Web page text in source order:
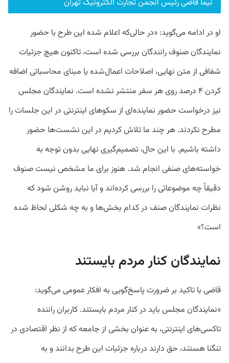
نیما قاضی رئیس انجمن تجارت الکترونیک تهران
او در ادامه می‌گوید: «در حالی‌‌که اعلام شده این طرح با حضور
نمایندگان صنوف رانندگان بررسی شده است، تاکنون هیچ جزئیات
شفافی از متن نهایی، اصلاحات اعمال‌شده یا مبنای محاسباتی اضافه
کردن ۴ درصد روی هر سفر منتشر نشده است. نمایندگان مجلس
نیز درخواست حضور نماینده‌ای از سکوهای اینترنتی در این جلسات را
مطرح نکردند. هر چند ما تلاش کردیم در این نشست‌ها حضور
داشته باشیم. با این حال، تصمیم‌گیری نهایی بدون توجه به
خواسته‌های صنفی انجام شد. هنوز برای ما مشخص نیست صنوف
دقیقاً چه موضوعاتی را بررسی کرده‌اند و آیا نباید روشن شود که
نظرات نمایندگان صنف در کدام بخش‌ها و به چه شکلی لحاظ شده
است؟»
نمایندگان کنار مردم بایستند
قاضی با تاکید بر ضرورت پاسخ‌گویی به افکار عمومی می‌گوید:
«نمایندگان مجلس باید در کنار مردم بایستند. کاربران راننده
تاکسی‌های اینترنتی، به عنوان بخشی از جامعه که از نظر اقتصادی در
تنگنا هستند، حق دارند درباره جزئیات این طرح بدانند و به